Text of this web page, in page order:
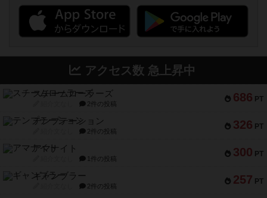
アクセス数 急上昇中
686 PT
スチームローラーズ
2件の投稿
326 PT
テンプテーション
2件の投稿
300 PT
アマナイト
1件の投稿
257 PT
ギャンブラー
2件の投稿